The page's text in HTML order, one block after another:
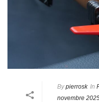
By pierrosk In
novembre